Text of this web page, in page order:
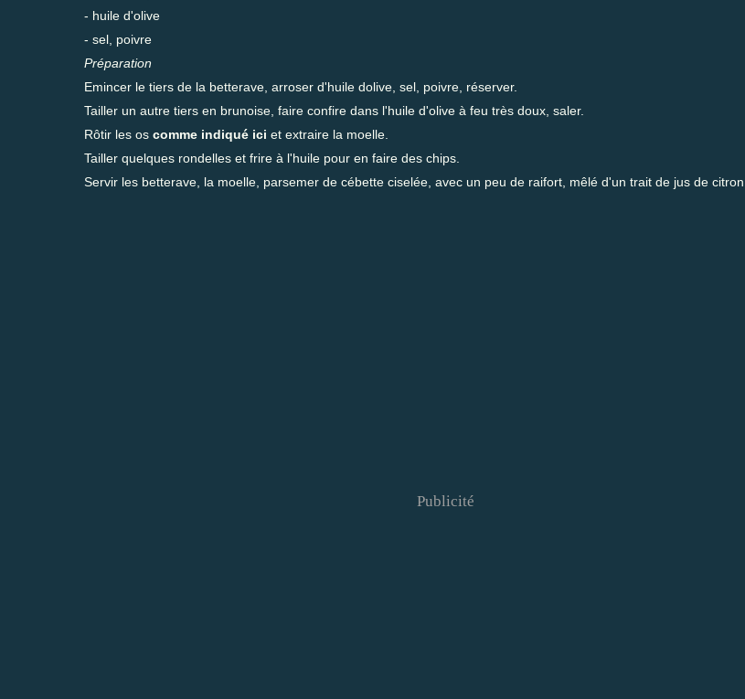
- huile d'olive
- sel, poivre
Préparation
Emincer le tiers de la betterave, arroser d'huile dolive, sel, poivre, réserver.
Tailler un autre tiers en brunoise, faire confire dans l'huile d'olive à feu très doux, saler.
Rôtir les os comme indiqué ici et extraire la moelle.
Tailler quelques rondelles et frire à l'huile pour en faire des chips.
Servir les betterave, la moelle, parsemer de cébette ciselée, avec un peu de raifort, mêlé d'un trait de jus de citron.
Publicité